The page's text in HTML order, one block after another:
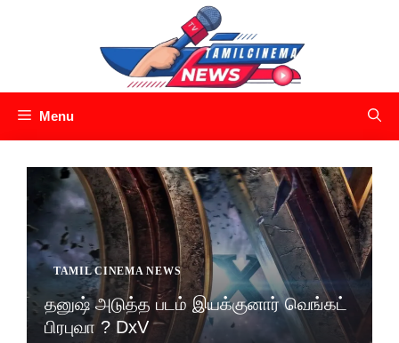
Menu
TAMIL CINEMA NEWS
தனுஷ் அடுத்த படம் இயக்குனார் வெங்கட்
பிரபுவா ? DxV